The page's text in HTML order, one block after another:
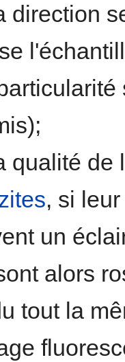
direction
qualité
, si
un
alors
tout la